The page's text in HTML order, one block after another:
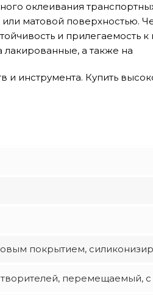
оклеивания
матовой поверхностью.
и прилегаемость
а также на
инструмента. Купить
покрытием,
перемещаемый,